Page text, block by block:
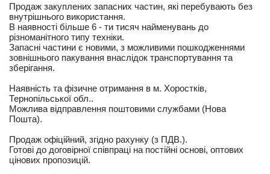
Продаж закуплених запасних частин, які перебувають без
внутрішнього використання.
В наявності більше 6 - ти тисяч найменувань до
різноманітного типу техніки.
Запасні частини є новими, з можливими пошкодженнями
зовнішнього пакування внаслідок транспортування та
зберігання.
Наявність та фізичне отримання в м. Хоростків,
Тернопільської обл..
Можлива відправлення поштовими службами (Нова
Пошта).
Продаж офіційний, згідно рахунку (з ПДВ.).
Готові до договірної співпраці на постійні основі, оптових
цінових пропозицій.